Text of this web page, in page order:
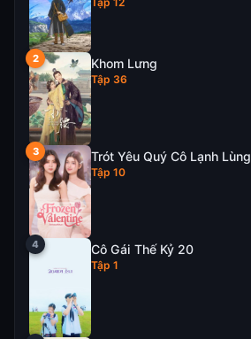
Khom Lưng
Tập 36
Trót Yêu Quý Cô Lạnh Lùng
Tập 10
Cô Gái Thế Kỷ 20
Tập 1